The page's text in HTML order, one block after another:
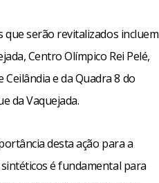
que serão revitalizados incluem
Centro Olímpico Rei Pelé,
e da Quadra 8 do
da Vaquejada.
desta ação para a
é fundamental para